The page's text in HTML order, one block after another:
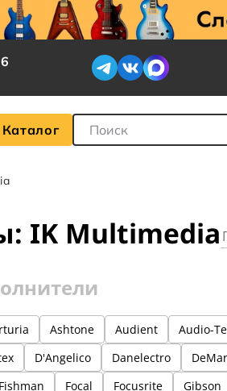
Каталог Поле для Поиска
IK Multimedia
Ashtone Audient Audio-
D'Angelico Danelectro
Fishman Focal Focusrite Gibson